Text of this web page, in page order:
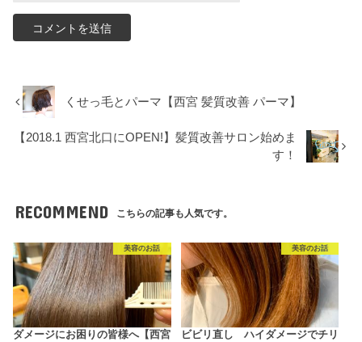
くせっ毛とパーマ【西宮 髪質改善 パーマ】
【2018.1 西宮北口にOPEN!】髪質改善サロン始めま
す！
RECOMMEND こちらの記事も人気です。
美容のお話
ダメージにお困りの皆様へ【西宮
美容のお話
ビビリ直し ハイダメージでチリ